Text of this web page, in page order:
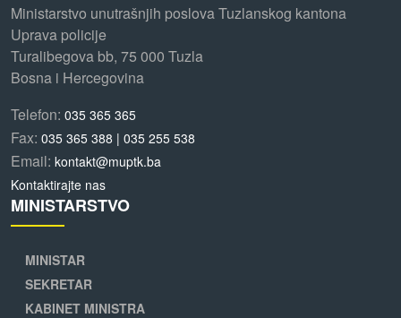
Ministarstvo unutrašnjih poslova Tuzlanskog kantona
Uprava policije
Turalibegova bb, 75 000 Tuzla
Bosna i Hercegovina
Telefon: 035 365 365
Fax: 035 365 388 | 035 255 538
Email: kontakt@muptk.ba
Kontaktirajte nas
MINISTARSTVO
MINISTAR
SEKRETAR
KABINET MINISTRA